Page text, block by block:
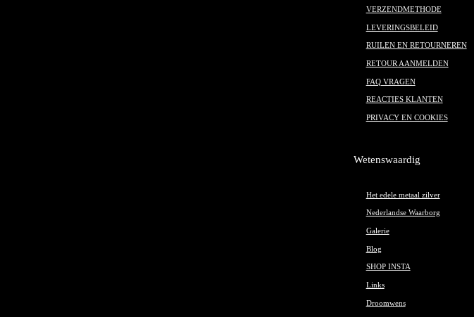
VERZENDMETHODE
LEVERINGSBELEID
RUILEN EN RETOURNEREN
RETOUR AANMELDEN
FAQ VRAGEN
REACTIES KLANTEN
PRIVACY EN COOKIES
Wetenswaardig
Het edele metaal zilver
Nederlandse Waarborg
Galerie
Blog
SHOP INSTA
Links
Droomwens